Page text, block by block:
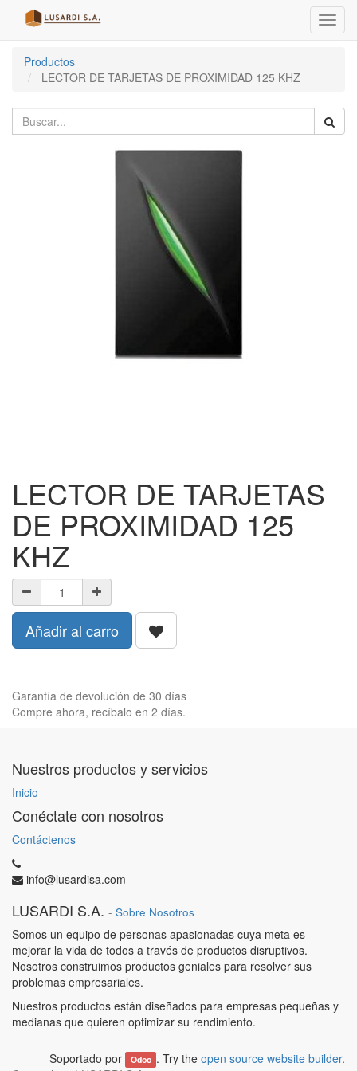
Menú
de
Productos
LECTOR DE TARJETAS DE PROXIMIDAD 125 KHZ
LECTOR DE TARJETAS
DE PROXIMIDAD 125
KHZ
Añadir al carro
Garantía de devolución de 30 días
Compre ahora, recíbalo en 2 días.
Nuestros productos y servicios
Inicio
Conéctate con nosotros
Contáctenos
info@lusardisa.com
LUSARDI S.A. - Sobre Nosotros
Somos un equipo de personas apasionadas cuya meta es
mejorar la vida de todos a través de productos disruptivos.
Nosotros construimos productos geniales para resolver sus
problemas empresariales.
Nuestros productos están diseñados para empresas pequeñas y
medianas que quieren optimizar su rendimiento.
Soportado por Odoo . Try the open source website builder.